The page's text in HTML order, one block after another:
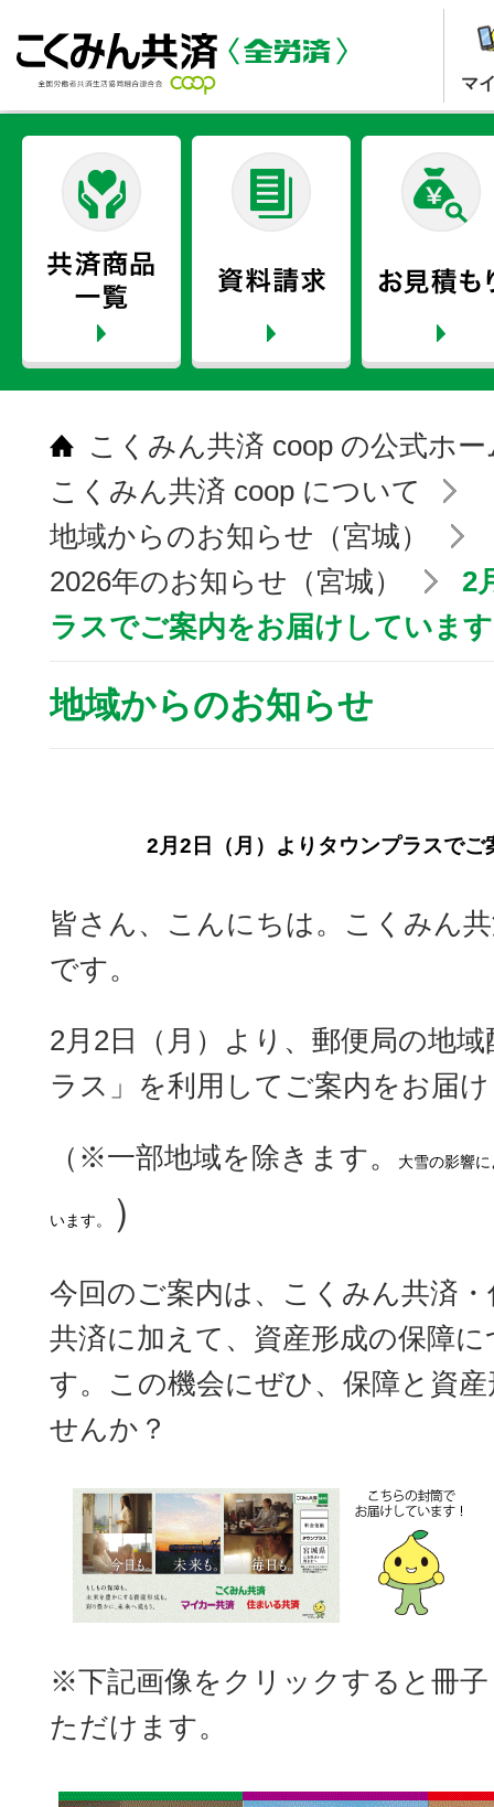
マ
こくみん共済 coop の公式ホ
こくみん共済 coop について
地域からのお知らせ（宮城）
2026年のお知らせ（宮城）
2
ラスでご案内をお届けしていま
地域からのお知らせ
2月2日（月）よりタウンプラスで
皆さん、こんにちは。こくみん
です。
2月2日（月）より、郵便局の地
ラス」を利用してご案内をお届
（※一部地域を除きます。 大雪の影響
います。 ）
今回のご案内は、こくみん共済
共済に加えて、資産形成の保障
す。この機会にぜひ、保障と資
せんか？
※下記画像をクリックすると冊
ただけます。